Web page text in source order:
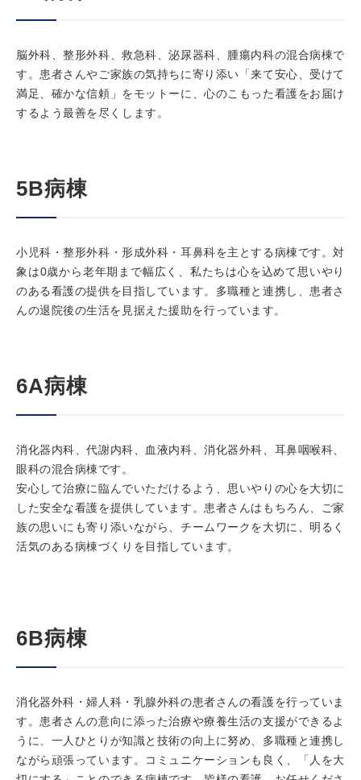
脳外科、整形外科、救急科、泌尿器科、腫瘍内科の混合病棟で
す。患者さんやご家族の気持ちに寄り添い「来て安心、受けて
満足、確かな信頼」をモットーに、心のこもった看護をお届け
するよう最善を尽くします。
5B病棟
小児科・整形外科・形成外科・耳鼻科を主とする病棟です。対
象は0歳から老年期まで幅広く、私たちは心を込めて思いやり
のある看護の提供を目指しています。多職種と連携し、患者さ
んの退院後の生活を見据えた援助を行っています。
6A病棟
消化器内科、代謝内科、血液内科、消化器外科、耳鼻咽喉科、
眼科の混合病棟です。
安心して治療に臨んでいただけるよう、思いやりの心を大切に
した安全な看護を提供しています。患者さんはもちろん、ご家
族の思いにも寄り添いながら、チームワークを大切に、明るく
活気のある病棟づくりを目指しています。
6B病棟
消化器外科・婦人科・乳腺外科の患者さんの看護を行っていま
す。患者さんの意向に添った治療や療養生活の支援ができるよ
うに、一人ひとりが知識と技術の向上に努め、多職種と連携し
ながら頑張っています。コミュニケーションも良く、「人を大